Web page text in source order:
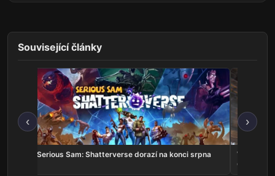
Související články
‹
Serious Sam: Shatterverse dorazí na konci srpna
Online v
›